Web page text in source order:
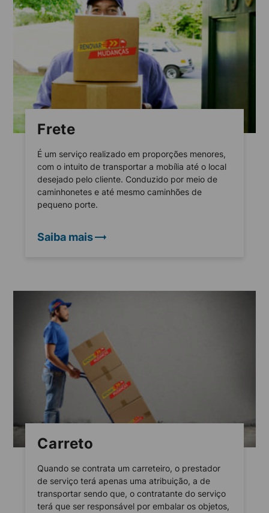
Frete
É um serviço realizado em proporções menores,
com o intuito de transportar a mobília até o local
desejado pelo cliente. Conduzido por meio de
caminhonetes e até mesmo caminhões de
pequeno porte.
Saiba mais
Carreto
Quando se contrata um carreteiro, o prestador
de serviço terá apenas uma atribuição, a de
transportar sendo que, o contratante do serviço
terá que ser responsável por embalar os objetos,